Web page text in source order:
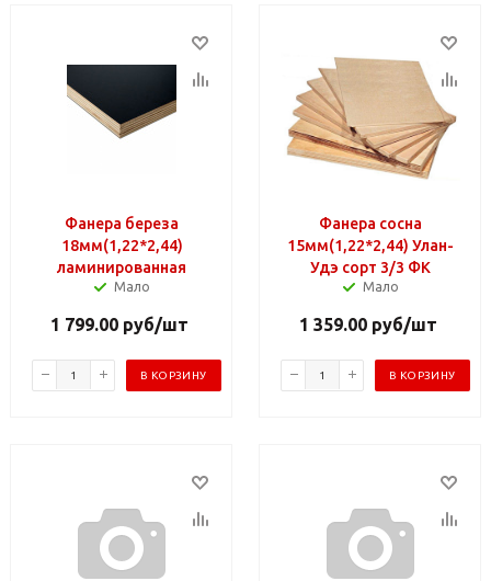
Фанера береза
18мм(1,22*2,44)
ламинированная
Мало
1 799.00 руб/шт
В КОРЗИНУ
Фанера сосна
15мм(1,22*2,44) Улан-
Удэ сорт 3/3 ФК
Мало
1 359.00 руб/шт
В КОРЗИНУ